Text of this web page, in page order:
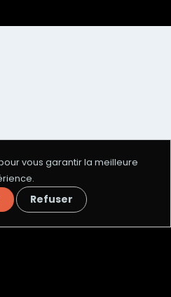
vous garantir la meilleure
Refuser